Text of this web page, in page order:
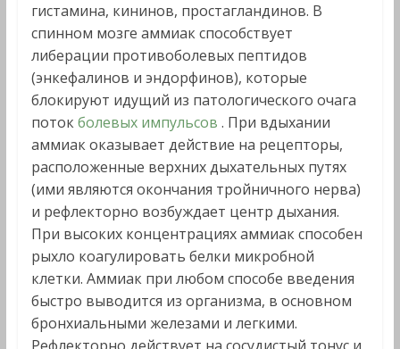
гистамина, кининов, простагландинов. В
спинном мозге аммиак способствует
либерации противоболевых пептидов
(энкефалинов и эндорфинов), которые
блокируют идущий из патологического очага
потокболевых импульсов . При вдыхании
аммиак оказывает действие на рецепторы,
расположенные верхних дыхательных путях
(ими являются окончания тройничного нерва)
и рефлекторно возбуждает центр дыхания.
При высоких концентрациях аммиак способен
рыхло коагулировать белки микробной
клетки. Аммиак при любом способе введения
быстро выводится из организма, в основном
бронхиальными железами и легкими.